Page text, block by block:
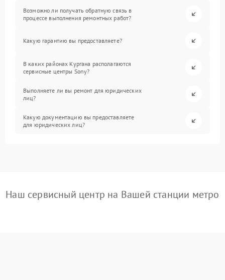
Возможно ли получать обратную связь в
процессе выполнения ремонтных работ?
Какую гарантию вы предоставляете?
В каких районах Кургана располагаются
сервисные центры Sony?
Выполняете ли вы ремонт для юридических
лиц?
Какую документацию вы предоставляете
для юридических лиц?
Наш сервисный центр на Вашей станции метро